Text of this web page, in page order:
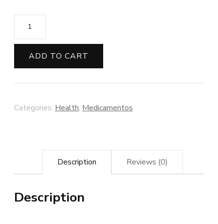
ADD TO CART
Categories: Health, Medicamentos
Description Reviews (0)
Description